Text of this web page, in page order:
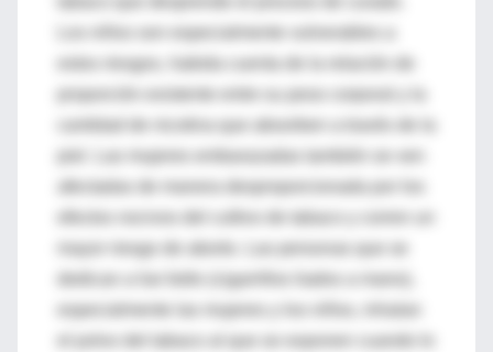
estos riesgos, habida cuenta de la relación de
mayor riesgo de aborto. Las personas que se
dedican a liar bidis (cigarrillos liados a mano),